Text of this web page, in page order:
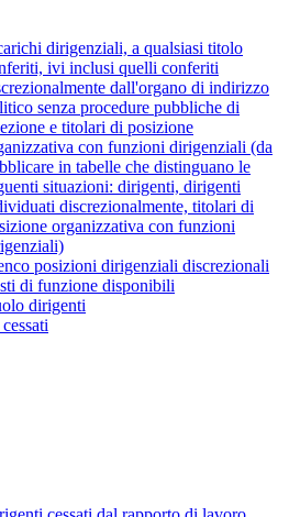
dirigenziali, a qualsiasi titolo
ivi inclusi quelli conferiti
dall'organo di indirizzo
senza procedure pubbliche di
e titolari di posizione
con funzioni dirigenziali (da
in tabelle che distinguano le
situazioni: dirigenti, dirigenti
discrezionalmente, titolari di
organizzativa con funzioni
posizioni dirigenziali discrezionali
di funzione disponibili
dirigenti